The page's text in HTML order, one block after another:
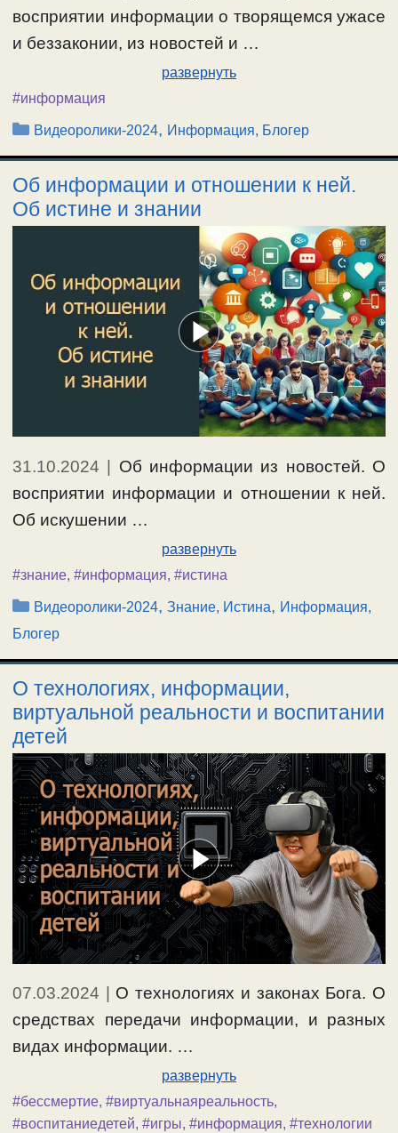
восприятии информации о творящемся ужасе
и беззаконии, из новостей и …
развернуть
#информация
Рубрики
Видеоролики-2024, Информация, Блогер
Об информации и отношении к ней.
Об истине и знании
31.10.2024 | Об информации из новостей. О
восприятии информации и отношении к ней.
Об искушении …
развернуть
#знание, #информация, #истина
Рубрики
Видеоролики-2024,Знание, Истина, Информация,
Блогер
О технологиях, информации,
виртуальной реальности и воспитании
детей
07.03.2024
О технологиях и законах Бога. О
средствах передачи информации, и разных
видах информации. …
развернуть
#бессмертие, #виртуальнаяреальность,
#воспитаниедетей, #игры, #информация, #технологии